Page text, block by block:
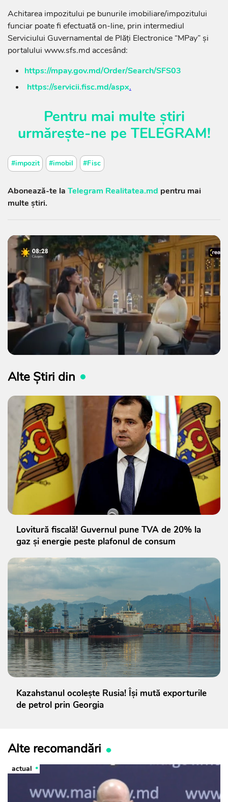
Achitarea impozitului pe bunurile imobiliare/impozitului
funciar poate fi efectuată on-line, prin intermediul
Serviciului Guvernamental de Plăți Electronice “MPay” și
portalului www.sfs.md accesând:
https://mpay.gov.md/Order/Search/SFS03
https://servicii.fisc.md/aspx.
Pentru mai multe știri
urmărește-ne pe TELEGRAM!
#impozit #imobil #Fisc
Abonează-te la Telegram Realitatea.md pentru mai
multe știri.
Alte Știri din
Lovitură fiscală! Guvernul pune TVA de 20% la
gaz și energie peste plafonul de consum
Kazahstanul ocolește Rusia! Își mută exporturile
de petrol prin Georgia
Alte recomandări
actual